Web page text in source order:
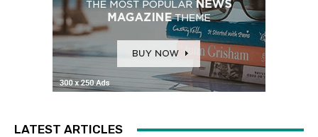
LATEST ARTICLES